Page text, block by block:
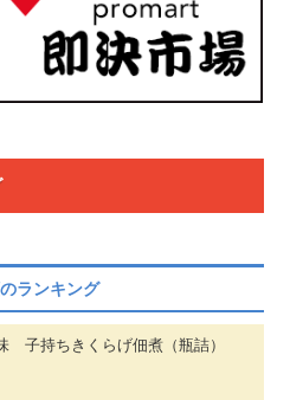
ランキング
子持ちきくらげ佃煮（瓶詰）